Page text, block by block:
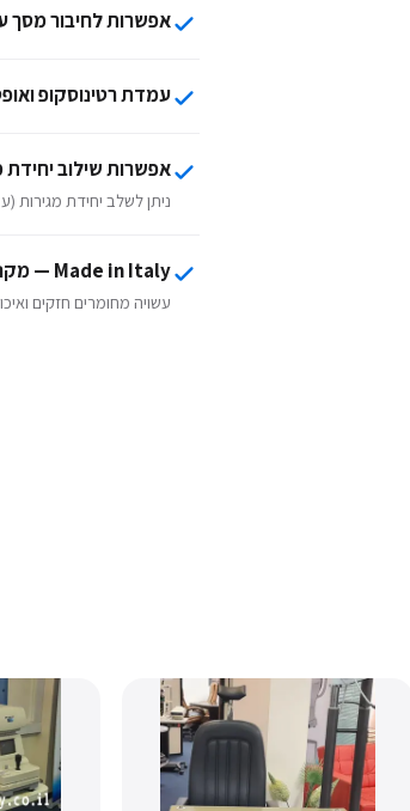
אפשרות לחיבור מסך
עמדת רטינוסקופ
אפשרות שילוב יחידת
ניתן לשלב יחידת מגירות
Made in Italy — מקנוטיקה מצה
עשויה מחומרים חזקים